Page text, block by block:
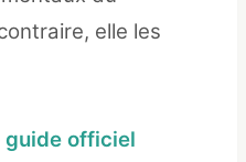
elle les
guide officiel